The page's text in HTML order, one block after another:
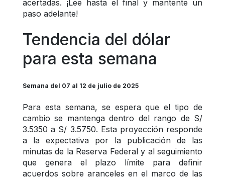
acertadas. ¡Lee hasta el final y mantente un
paso adelante!
Tendencia del dólar
para esta semana
Semana del 07 al 12 de julio de 2025
Para esta semana, se espera que el tipo de
cambio se mantenga dentro del rango de S/
3.5350 a S/ 3.5750. Esta proyección responde
a la expectativa por la publicación de las
minutas de la Reserva Federal y al seguimiento
que genera el plazo límite para definir
acuerdos sobre aranceles en el marco de las